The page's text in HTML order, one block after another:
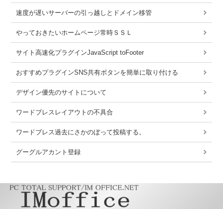
速度が遅いサーバーの引っ越しとドメイン移管
やっておきたいホームページ常時ＳＳＬ
サイト高速化プラグインJavaScript toFooter
おすすめプラグインSNS共有ボタンを簡単に取り付ける
デザイン優先のサイトについて
ワードブレスレイアウトの不具合
ワードブレス過去にさかのぼって投稿する。
グーグルアカント登録